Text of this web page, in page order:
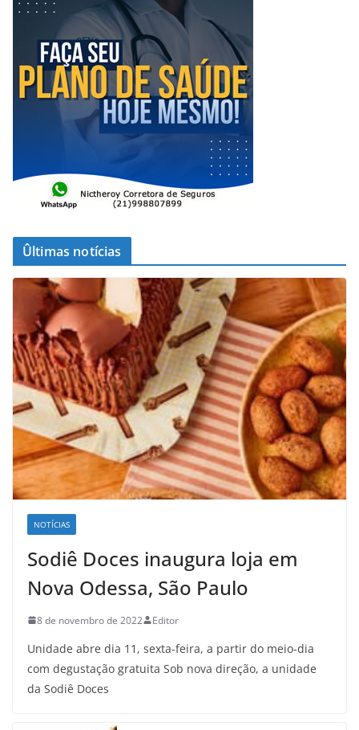
Ûltimas notícias
NOTÍCIAS
Sodiê Doces inaugura loja em
Nova Odessa, São Paulo
8 de novembro de 2022 Editor
Unidade abre dia 11, sexta-feira, a partir do meio-dia
com degustação gratuita Sob nova direção, a unidade
da Sodiê Doces